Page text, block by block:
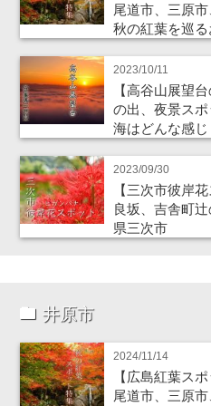
尾道市、三原
秋の紅葉を巡る
2023/10/11
【高谷山展望
の出、夜景ス
海はどんな感
2023/09/30
【三次市彼岸
良坂、吉舎町
県三次市
井原市
2024/11/14
【広島紅葉ス
尾道市、三原